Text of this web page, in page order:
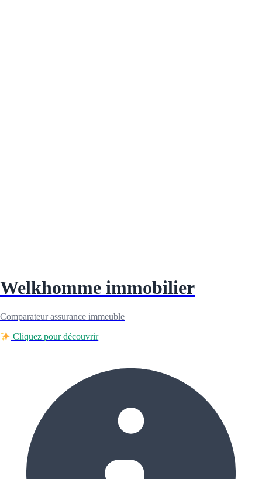
Welkhomme immobilier
Comparateur assurance immeuble
Cliquez pour découvrir